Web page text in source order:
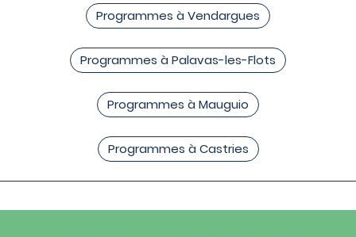
Programmes à Vendargues
Programmes à Palavas-les-Flots
Programmes à Mauguio
Programmes à Castries